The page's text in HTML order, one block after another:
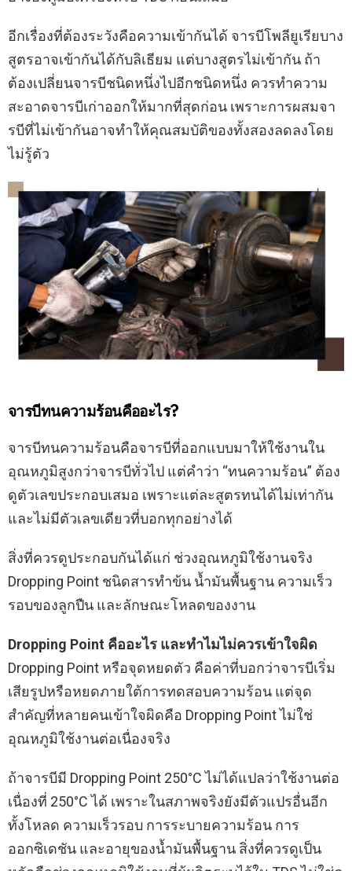
อีกเรื่องที่ต้องระวังคือความเข้ากันได้ จารบีโพลียูเรียบาง
สูตรอาจเข้ากันได้กับลิเธียม แต่บางสูตรไม่เข้ากัน ถ้า
ต้องเปลี่ยนจารบีชนิดหนึ่งไปอีกชนิดหนึ่ง ควรทำความ
สะอาดจารบีเก่าออกให้มากที่สุดก่อน เพราะการผสมจา
รบีที่ไม่เข้ากันอาจทำให้คุณสมบัติของทั้งสองลดลงโดย
ไม่รู้ตัว
จารบีทนความร้อนคืออะไร?
จารบีทนความร้อนคือจารบีที่ออกแบบมาให้ใช้งานใน
อุณหภูมิสูงกว่าจารบีทั่วไป แต่คำว่า “ทนความร้อน” ต้อง
ดูตัวเลขประกอบเสมอ เพราะแต่ละสูตรทนได้ไม่เท่ากัน
และไม่มีตัวเลขเดียวที่บอกทุกอย่างได้
สิ่งที่ควรดูประกอบกันได้แก่ ช่วงอุณหภูมิใช้งานจริง
Dropping Point ชนิดสารทำข้น น้ำมันพื้นฐาน ความเร็ว
รอบของลูกปืน และลักษณะโหลดของงาน
Dropping Point คืออะไร และทำไมไม่ควรเข้าใจผิด
Dropping Point หรือจุดหยดตัว คือค่าที่บอกว่าจารบีเริ่ม
เสียรูปหรือหยดภายใต้การทดสอบความร้อน แต่จุด
สำคัญที่หลายคนเข้าใจผิดคือ Dropping Point ไม่ใช่
อุณหภูมิใช้งานต่อเนื่องจริง
ถ้าจารบีมี Dropping Point 250°C ไม่ได้แปลว่าใช้งานต่อ
เนื่องที่ 250°C ได้ เพราะในสภาพจริงยังมีตัวแปรอื่นอีก
ทั้งโหลด ความเร็วรอบ การระบายความร้อน การ
ออกซิเดชัน และอายุของน้ำมันพื้นฐาน สิ่งที่ควรดูเป็น